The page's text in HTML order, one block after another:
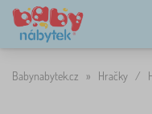
Babynabytek.cz » Hračky /